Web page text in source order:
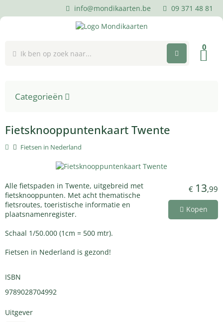
info@mondikaarten.be 09 371 48 81
0
Categorieën
Fietsknooppuntenkaart Twente
Fietsen in Nederland
Alle fietspaden in Twente, uitgebreid met
fietsknooppunten. Met acht thematische
fietsroutes, toeristische informatie en
plaatsnamenregister.
Schaal 1/50.000 (1cm = 500 mtr).
Fietsen in Nederland is gezond!
ISBN
9789028704992
Uitgever
€ 13,99
Kopen